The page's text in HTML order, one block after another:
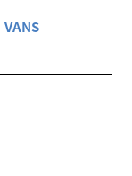
VANS